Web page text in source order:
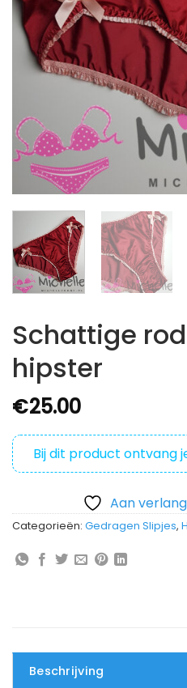
Schattige
hipster
€25.00
Bij dit product ontvang
Aan
Categorieën: Gedragen Slipjes,
Beschrijving